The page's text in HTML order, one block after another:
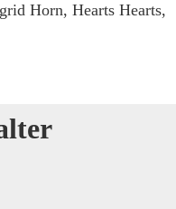
Horn, Hearts Hearts,